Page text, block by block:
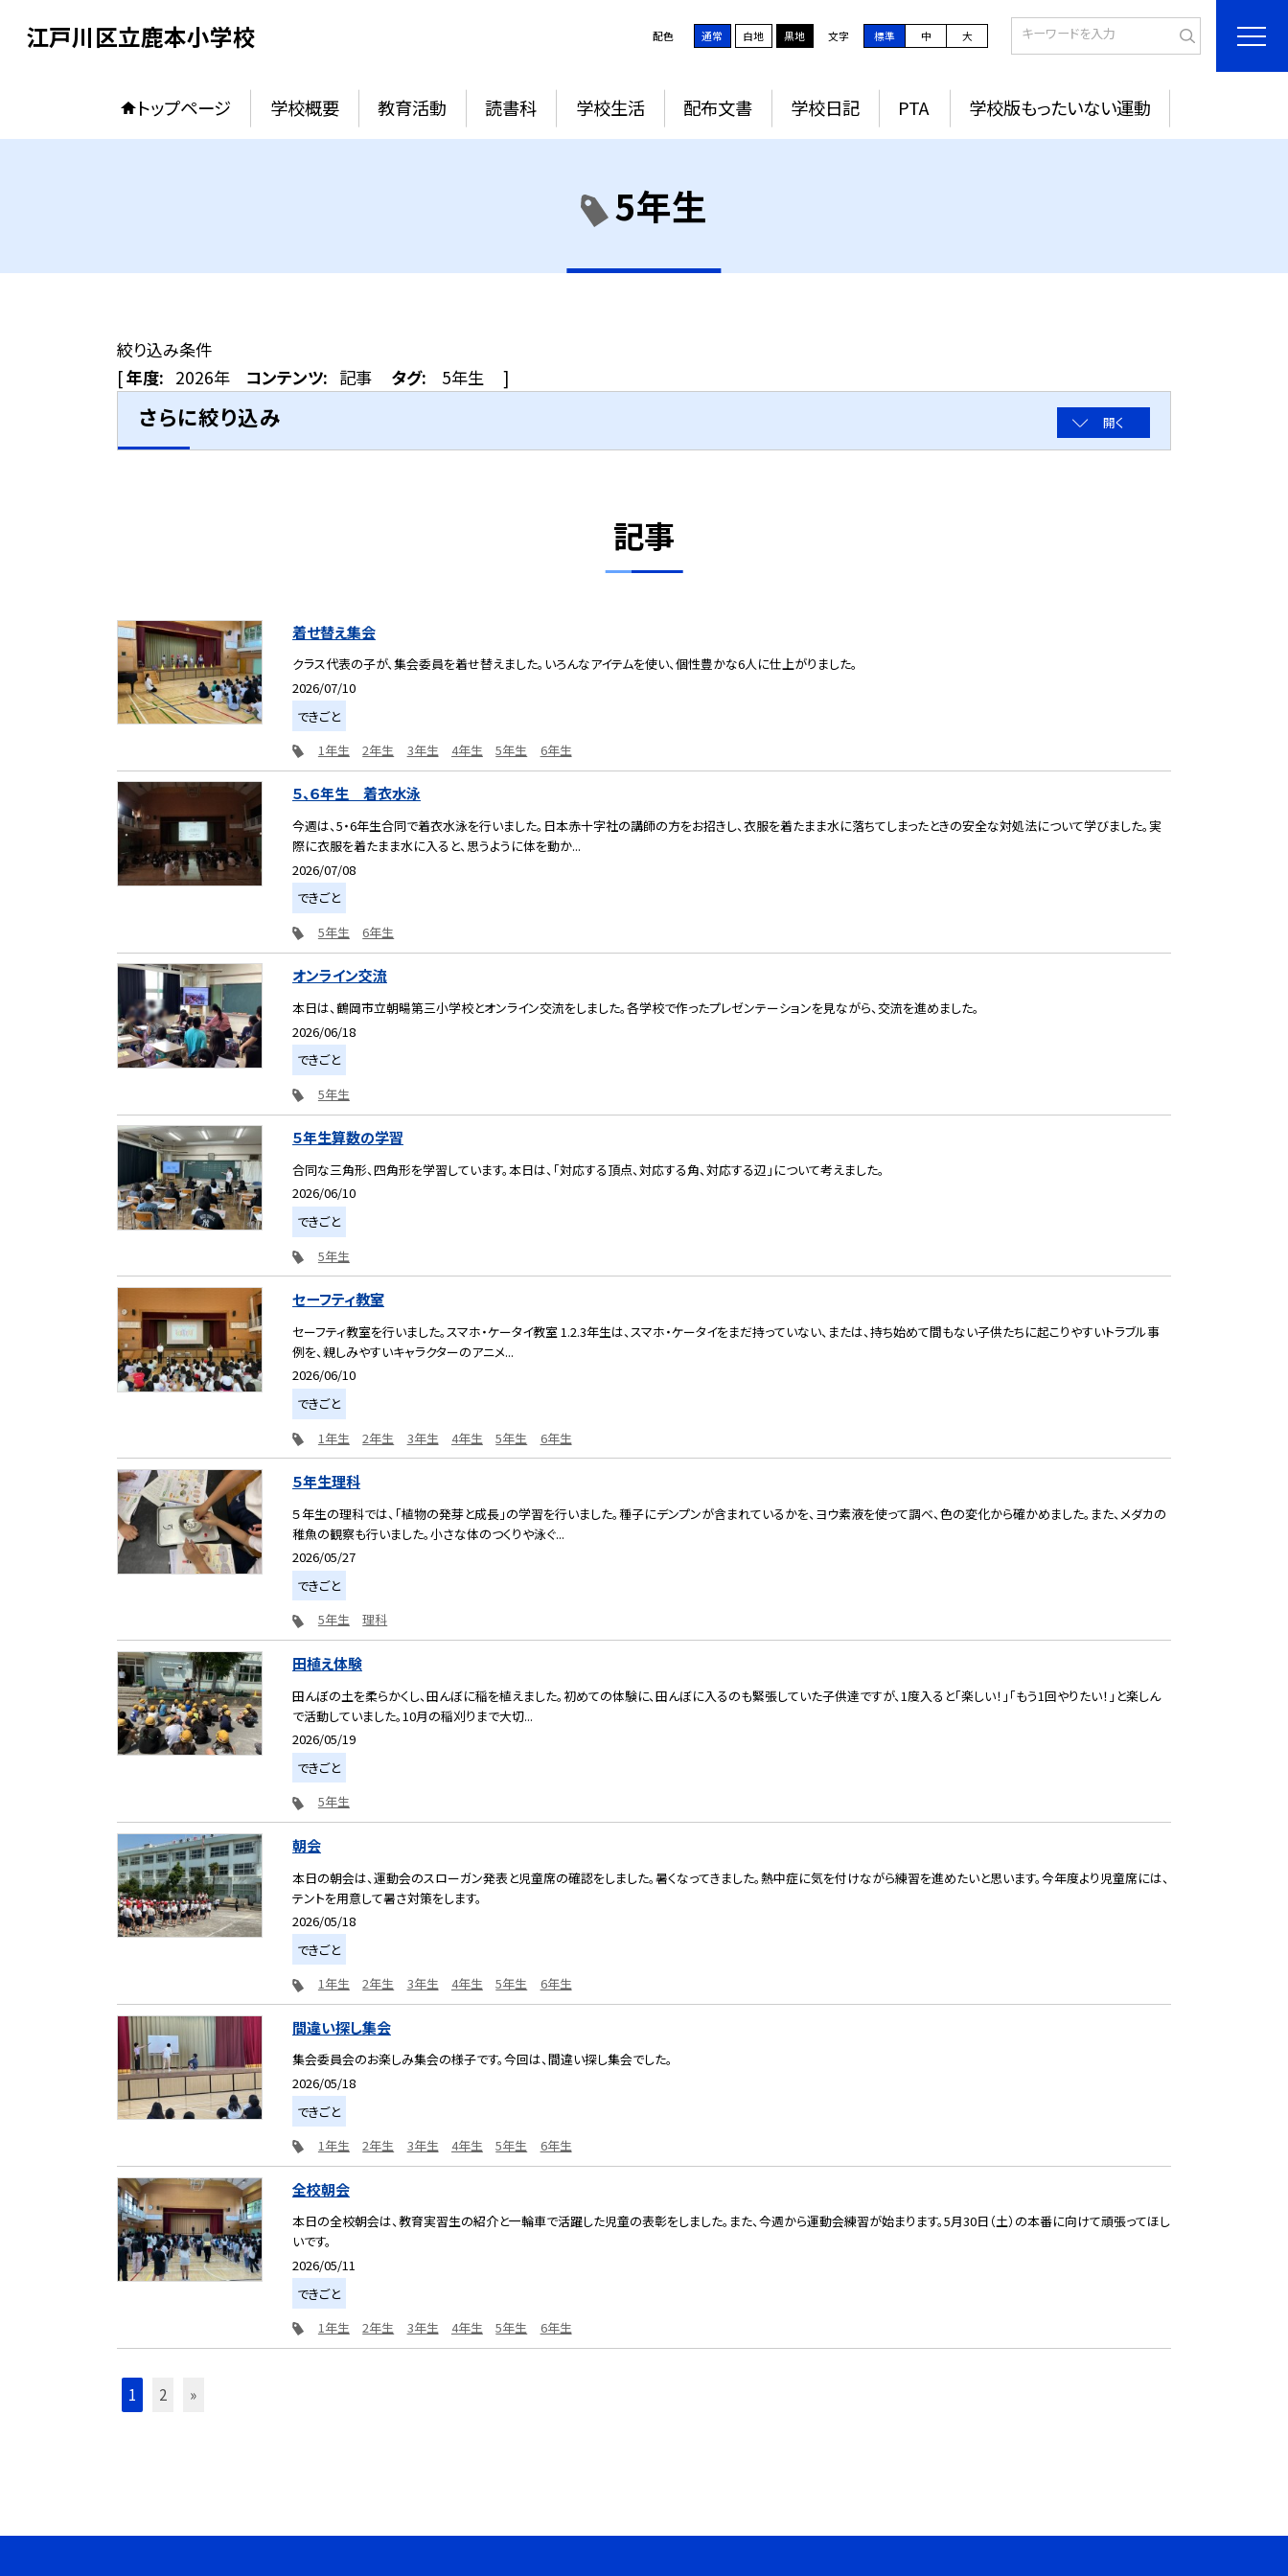
江戸川区立鹿本小学校 配色 通常 白地 黒地 文字 標準 中 大
トップページ 学校概要 教育活動 読書科 学校生活 配布文書 学校日記 PTA 学校版もったいない運動
5年生
絞り込み条件
[年度: 2026年 コンテンツ: 記事 タグ: 5年生 ]
さらに絞り込み 開く
記事
着せ替え集会
クラス代表の子が、集会委員を着せ替えました。いろんなアイテムを使い、個性豊かな6人に仕上がりました。
2026/07/10
できごと
1年生
2年生 3年生 4年生 5年生 6年生
５、６年生 着衣水泳
今週は、5・6年生合同で着衣水泳を行いました。日本赤十字社の講師の方をお招きし、衣服を着たまま水に落ちてしまったときの安全な対処法について学びました。実
際に衣服を着たまま水に入ると、思うように体を動か...
2026/07/08
できごと
5年生
6年生
オンライン交流
本日は、鶴岡市立朝暘第三小学校とオンライン交流をしました。各学校で作ったプレゼンテーションを見ながら、交流を進めました。
2026/06/18
できごと
5年生
５年生算数の学習
合同な三角形、四角形を学習しています。本日は、「対応する頂点、対応する角、対応する辺」について考えました。
2026/06/10
できごと
5年生
セーフティ教室
セーフティ教室を行いました。スマホ・ケータイ教室 1.2.3年生は、スマホ・ケータイをまだ持っていない、または、持ち始めて間もない子供たちに起こりやすいトラブル事
例を、親しみやすいキャラクターのアニメ...
2026/06/10
できごと
1年生
2年生 3年生 4年生 5年生 6年生
５年生理科
５年生の理科では、「植物の発芽と成長」の学習を行いました。種子にデンプンが含まれているかを、ヨウ素液を使って調べ、色の変化から確かめました。また、メダカの
稚魚の観察も行いました。小さな体のつくりや泳ぐ...
2026/05/27
できごと
5年生
理科
田植え体験
田んぼの土を柔らかくし、田んぼに稲を植えました。初めての体験に、田んぼに入るのも緊張していた子供達ですが、1度入ると「楽しい！」「もう1回やりたい！」と楽しん
で活動していました。10月の稲刈りまで大切...
2026/05/19
できごと
5年生
朝会
本日の朝会は、運動会のスローガン発表と児童席の確認をしました。暑くなってきました。熱中症に気を付けながら練習を進めたいと思います。今年度より児童席には、
テントを用意して暑さ対策をします。
2026/05/18
できごと
1年生
2年生 3年生 4年生 5年生 6年生
間違い探し集会
集会委員会のお楽しみ集会の様子です。今回は、間違い探し集会でした。
2026/05/18
できごと
1年生
2年生 3年生 4年生 5年生 6年生
全校朝会
本日の全校朝会は、教育実習生の紹介と一輪車で活躍した児童の表彰をしました。また、今週から運動会練習が始まります。5月30日（土）の本番に向けて頑張ってほし
いです。
2026/05/11
できごと
1年生
2年生 3年生 4年生 5年生 6年生
1 2 »